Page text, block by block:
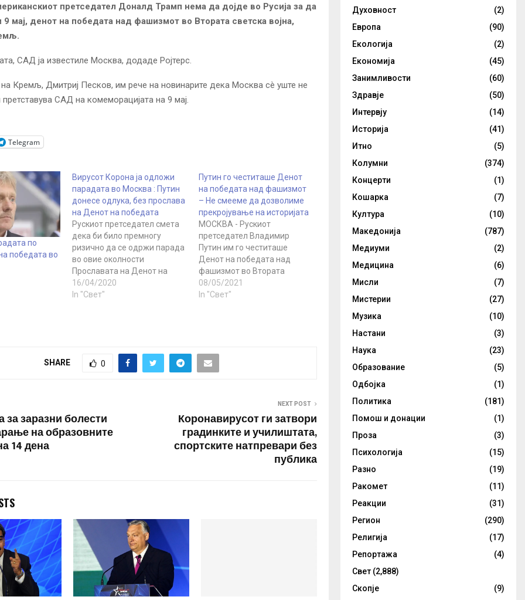
претседател Доналд Трамп нема да дојде во Русија за да
мај, денот на победата над фашизмот во Втората светска војна,
САД ја известиле Москва, додаде Ројтерс.
Кремљ, Дмитриј Песков, им рече на новинарите дека Москва сè уште не
претставува САД на комеморацијата на 9 мај.
Telegram
по
победата во
Вирусот Корона ја одложи
парадата во Москва : Путин
донесе одлука, без прослава
на Денот на победата
Рускиот претседател смета
дека би било премногу
ризично да се одржи парада
во овие околности
Прославата на Денот на
победата нема да се одржи
на 9 мај во Москва, одлучи
ризично, поради
коронавирусот во овој
16/04/2020
In "Свет"
Путин го честиташе Денот
на победата над фашизмот
– Не смееме да дозволиме
прекројување на историјата
МОСКВА - Рускиот
претседател Владимир
Путин им го честиташе
Денот на победата над
фашизмот во Втората
светска војна, 9 мај, на
лидерите на Заедницата на
и Осетија и на граѓаните на
Грузија и Украина, со
08/05/2021
In "Свет"
SHARE 0
за заразни болести
на образовните
14 дена
NEXT POST
Коронавирусот ги затвори
градинките и училиштата,
спортските натпревари без
публика
Духовност
(2)
Европа
(90)
Екологија
(2)
Економија
(45)
Занимливости
(60)
Здравје
(50)
Интервју
(14)
Историја
(41)
Итно
(5)
Колумни
(374)
Концерти
(1)
Кошарка
(7)
Култура
(10)
Македонија
(787)
Медиуми
(2)
Медицина
(6)
Мисли
(7)
Мистерии
(27)
Музика
(10)
Настани
(3)
Наука
(23)
Образование
(5)
Одбојка
(1)
Политика
(181)
Помош и донации
(1)
Проза
(3)
Психологија
(15)
Разно
(19)
Ракомет
(11)
Реакции
(31)
Регион
(290)
Религија
(17)
Репортажа
(4)
Свет (2,888)
Скопје
(9)